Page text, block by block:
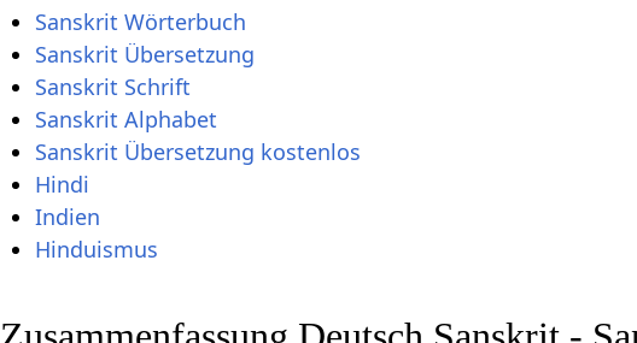
Sanskrit Wörterbuch
Sanskrit Übersetzung
Sanskrit Schrift
Sanskrit Alphabet
Sanskrit Übersetzung kostenlos
Hindi
Indien
Hinduismus